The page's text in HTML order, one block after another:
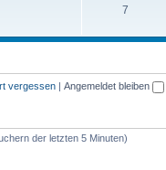
7
vergessen Angemeldet bleiben
der letzten 5 Minuten)